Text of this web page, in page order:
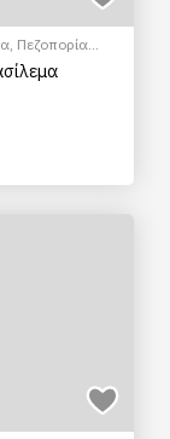
, Πεζοπορία